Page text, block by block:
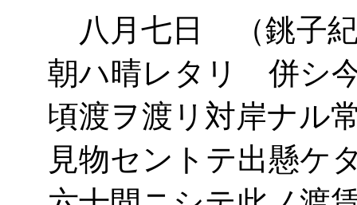
八月七日 （銚子
朝ハ晴レタリ 併シ
頃渡ヲ渡リ対岸ナル
見物セントテ出懸